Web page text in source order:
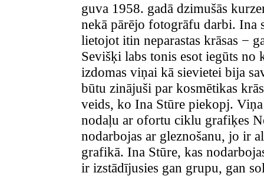
guva 1958. gadā dzimušās
nekā pārējo fotogrāfu darbi. Ina
lietojot itin neparastas krāsas −
Sevišķi labs tonis esot iegūts no
izdomas viņai kā sievietei bija
būtu zinājuši par kosmētikas
veids, ko Ina Stūre piekopj.
nodaļu ar ofortu ciklu grafiķes
nodarbojas ar gleznošanu, jo ir
grafikā. Ina Stūre, kas
ir izstādījusies gan grupu, gan